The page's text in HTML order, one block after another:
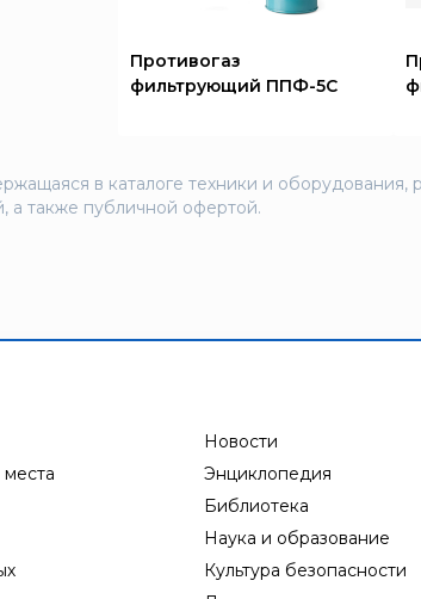
Противогаз
фильтрующий ППФ-5С
в каталоге техники и
а также публичной офертой.
Новости
Энциклопедия
Библиотека
Наука и образование
Культура безопасности